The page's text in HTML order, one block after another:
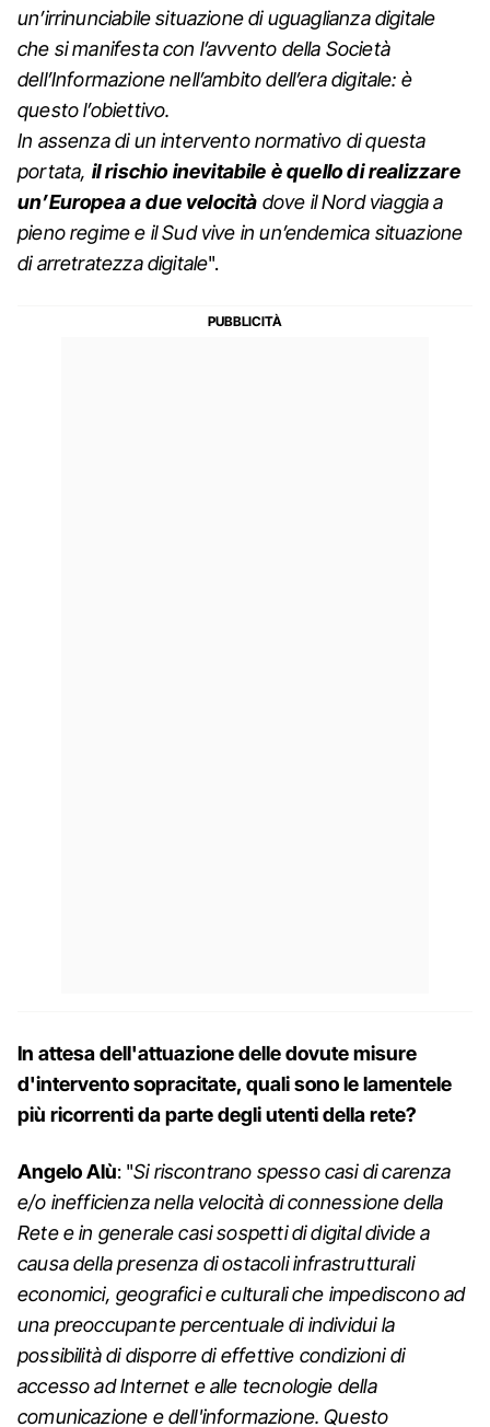
un’irrinunciabile situazione di uguaglianza digitale
che si manifesta con l’avvento della Società
dell’Informazione nell’ambito dell’era digitale: è
questo l’obiettivo.
In assenza di un intervento normativo di questa
portata, il rischio inevitabile è quello di realizzare
un’Europea a due velocità dove il Nord viaggia a
pieno regime e il Sud vive in un’endemica situazione
di arretratezza digitale".
In attesa dell'attuazione delle dovute misure
d'intervento sopracitate, quali sono le lamentele
più ricorrenti da parte degli utenti della rete?
Angelo Alù: "Si riscontrano spesso casi di carenza
e/o inefficienza nella velocità di connessione della
Rete e in generale casi sospetti di digital divide a
causa della presenza di ostacoli infrastrutturali
economici, geografici e culturali che impediscono ad
una preoccupante percentuale di individui la
possibilità di disporre di effettive condizioni di
accesso ad Internet e alle tecnologie della
comunicazione e dell'informazione. Questo